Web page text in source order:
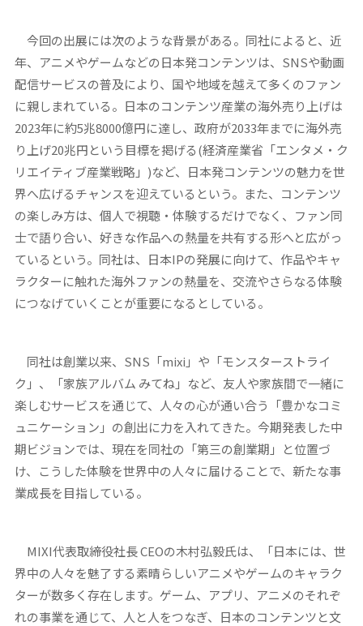
今回の出展には次のような背景がある。同社によると、近
年、アニメやゲームなどの日本発コンテンツは、SNSや動画
配信サービスの普及により、国や地域を越えて多くのファン
に親しまれている。日本のコンテンツ産業の海外売り上げは
2023年に約5兆8000億円に達し、政府が2033年までに海外売
り上げ20兆円という目標を掲げる(経済産業省「エンタメ・ク
リエイティブ産業戦略」)など、日本発コンテンツの魅力を世
界へ広げるチャンスを迎えているという。また、コンテンツ
の楽しみ方は、個人で視聴・体験するだけでなく、ファン同
士で語り合い、好きな作品への熱量を共有する形へと広がっ
ているという。同社は、日本IPの発展に向けて、作品やキャ
ラクターに触れた海外ファンの熱量を、交流やさらなる体験
につなげていくことが重要になるとしている。
同社は創業以来、SNS「mixi」や「モンスターストライ
ク」、「家族アルバム みてね」など、友人や家族間で⼀緒に
楽しむサービスを通じて、人々の心が通い合う「豊かなコミ
ュニケーション」の創出に力を入れてきた。今期発表した中
期ビジョンでは、現在を同社の「第三の創業期」と位置づ
け、こうした体験を世界中の人々に届けることで、新たな事
業成長を目指している。
MIXI代表取締役社長 CEOの木村弘毅氏は、「日本には、世
界中の人々を魅了する素晴らしいアニメやゲームのキャラク
ターが数多く存在します。ゲーム、アプリ、アニメのそれぞ
れの事業を通じて、人と人をつなぎ、日本のコンテンツと文